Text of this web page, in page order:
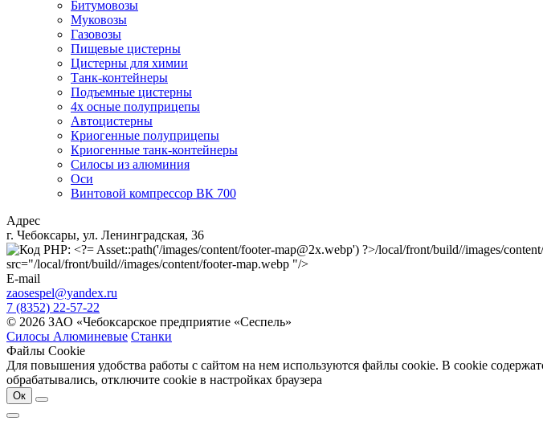
Битумовозы
Муковозы
Газовозы
Пищевые цистерны
Цистерны для химии
Танк-контейнеры
Подъемные цистерны
4х осные полуприцепы
Автоцистерны
Криогенные полуприцепы
Криогенные танк-контейнеры
Силосы из алюминия
Оси
Винтовой компрессор ВК 700
Адрес
г. Чебоксары, ул. Ленинградская, 36
/local/front/build//images/
src="/local/front/build//images/content/footer-map.webp "/>
E-mail
zaosespel@yandex.ru
7 (8352) 22-57-22
© 2026 ЗАО «Чебоксарское предприятие «Сеспель»
Силосы Алюминевые Станки
Файлы Cookie
Для повышения удобства работы с сайтом на нем используются файлы cookie. В cookie
обрабатывались, отключите cookie в настройках браузера
Ок